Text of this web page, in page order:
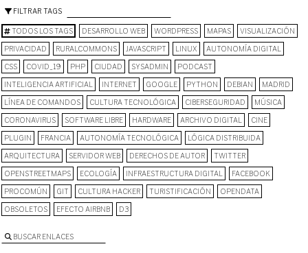
FILTRAR TAGS
TODOS LOS TAGS DESARROLLO WEB WORDPRESS MAPAS VISUALIZACIÓN
PRIVACIDAD RURALCOMMONS JAVASCRIPT LINUX AUTONOMÍA DIGITAL
CSS COVID_19 PHP CIUDAD SYSADMIN PODCAST
INTELIGENCIA ARTIFICIAL INTERNET GOOGLE PYTHON DEBIAN MADRID
LÍNEA DE COMANDOS CULTURA TECNOLÓGICA CIBERSEGURIDAD MÚSICA
CORONAVIRUS SOFTWARE LIBRE HARDWARE ARCHIVO DIGITAL CINE
PLUGIN FRANCIA AUTONOMÍA TECNOLÓGICA LÓGICA DISTRIBUIDA
ARQUITECTURA SERVIDOR WEB DERECHOS DE AUTOR TWITTER
OPENSTREETMAPS ECOLOGÍA INFRAESTRUCTURA DIGITAL FACEBOOK
PROCOMÚN GIT CULTURA HACKER TURISTIFICACIÓN OPENDATA
OBSOLETOS EFECTO AIRBNB D3
BUSCAR ENLACES